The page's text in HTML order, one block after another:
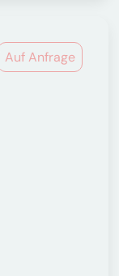
Auf Anfrage